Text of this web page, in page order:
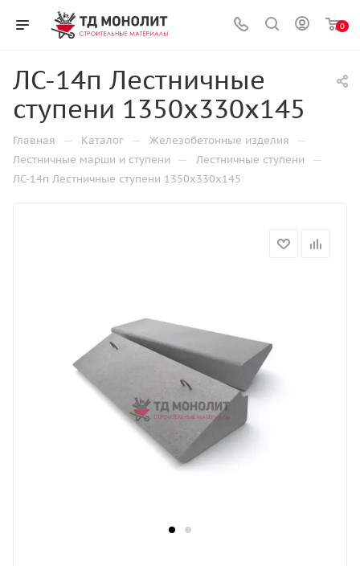
0
ЛС-14п Лестничные
ступени 1350х330х145
Главная — Каталог — Железобетонные изделия —
Лестничные марши и ступени — Лестничные ступени —
ЛС-14п Лестничные ступени 1350х330х145